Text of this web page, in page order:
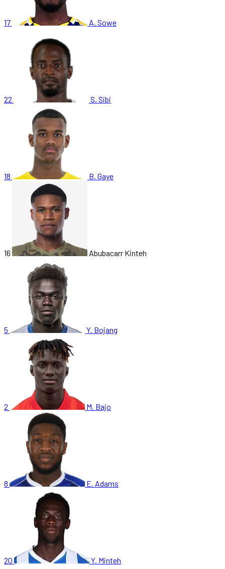
17 A. Sowe
22 S. Sibi
18 B. Gaye
16 Abubacarr Kinteh
5 Y. Bojang
2 M. Bajo
8 E. Adams
20 Y. Minteh